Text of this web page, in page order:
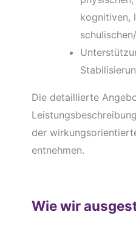
kognitiven,
Die detaillierte
der
entnehmen.
Wie wir